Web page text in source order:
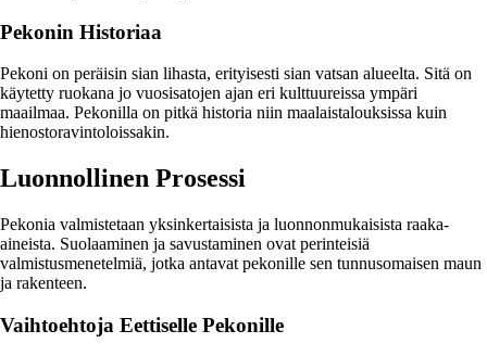
Pekonin Historiaa
Pekoni on peräisin sian lihasta, erityisesti sian vatsan alueelta. Sitä on
käytetty ruokana jo vuosisatojen ajan eri kulttuureissa ympäri
maailmaa. Pekonilla on pitkä historia niin maalaistalouksissa kuin
hienostoravintoloissakin.
Luonnollinen Prosessi
Pekonia valmistetaan yksinkertaisista ja luonnonmukaisista raaka-
aineista. Suolaaminen ja savustaminen ovat perinteisiä
valmistusmenetelmiä, jotka antavat pekonille sen tunnusomaisen maun
ja rakenteen.
Vaihtoehtoja Eettiselle Pekonille